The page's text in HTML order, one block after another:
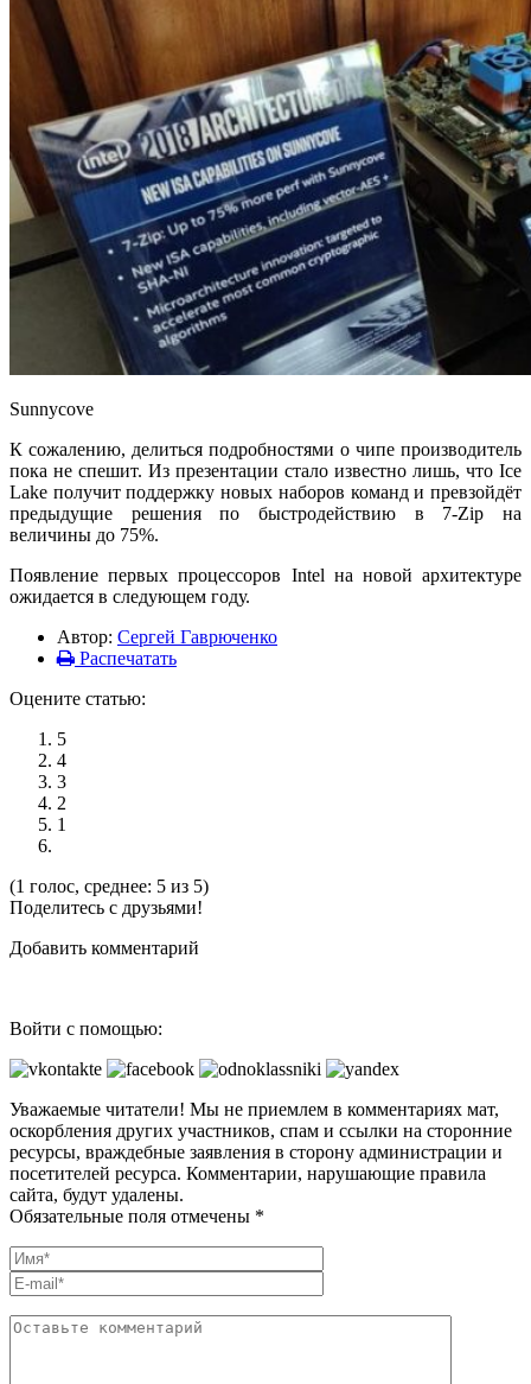
Sunnycove
К сожалению, делиться подробностями о чипе производитель
пока не спешит. Из презентации стало известно лишь, что Ice
Lake получит поддержку новых наборов команд и превзойдёт
предыдущие решения по быстродействию в 7-Zip на
величины до 75%.
Появление первых процессоров Intel на новой архитектуре
ожидается в следующем году.
Автор: Сергей Гаврюченко
Распечатать
Оцените статью:
5
4
3
2
1
(1 голос, среднее: 5 из 5)
Поделитесь с друзьями!
Добавить комментарий
Войти с помощью:
Уважаемые читатели! Мы не приемлем в комментариях мат,
оскорбления других участников, спам и ссылки на сторонние
ресурсы, враждебные заявления в сторону администрации и
посетителей ресурса. Комментарии, нарушающие правила
сайта, будут удалены.
Обязательные поля отмечены *